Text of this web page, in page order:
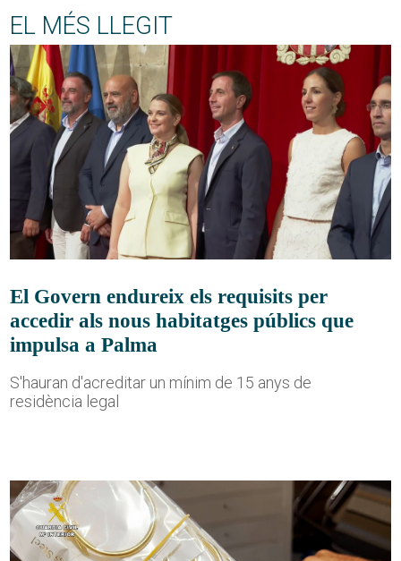
EL MÉS LLEGIT
El Govern endureix els requisits per
accedir als nous habitatges públics que
impulsa a Palma
S'hauran d'acreditar un mínim de 15 anys de
residència legal